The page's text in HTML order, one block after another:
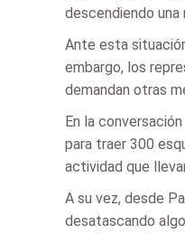
descendiendo una
Ante esta
embargo, los
demandan otras
En la
para traer 300
actividad que
A su vez, desde
desatascando